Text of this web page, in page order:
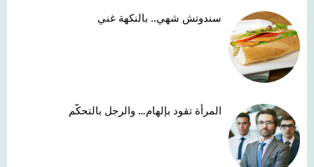
سندوتش شهي.. بالنكهة غني
المرأة تقود بإلهام… والرجل بالتحكّم